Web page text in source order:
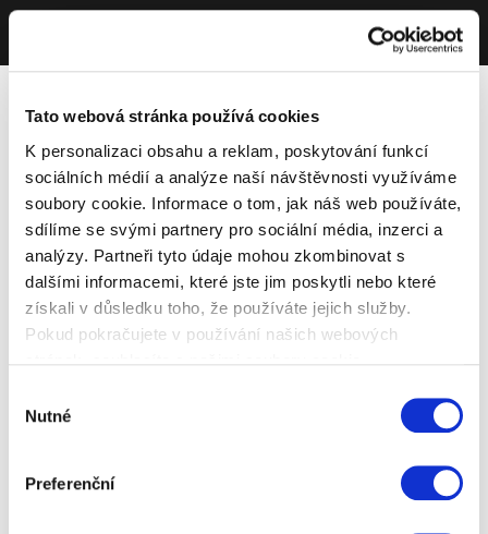
Tato webová stránka používá cookies
K personalizaci obsahu a reklam, poskytování funkcí
sociálních médií a analýze naší návštěvnosti využíváme
soubory cookie. Informace o tom, jak náš web používáte,
sdílíme se svými partnery pro sociální média, inzerci a
analýzy. Partneři tyto údaje mohou zkombinovat s
dalšími informacemi, které jste jim poskytli nebo které
získali v důsledku toho, že používáte jejich služby.
Pokud pokračujete v používání našich webových
souhlasu
Nutné
Preferenční